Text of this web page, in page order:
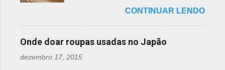
bem longe com seu ancinho. A
percebeu, pois além da aranha ser
pequena, ele havia...
flores de lotus são grandes, que
brotam de hastes compridas e em
apenas 3 cores, branca, creme e
inclusive no Japão. Este assunto é
mais uma das postagens que estava
em rascunho por alguns anos, desde
que passei por estas casas e
descobri pra que serviam essas
CONTINUAR LENDO
Onde doar roupas usadas no Japão
dezembro 17, 2015